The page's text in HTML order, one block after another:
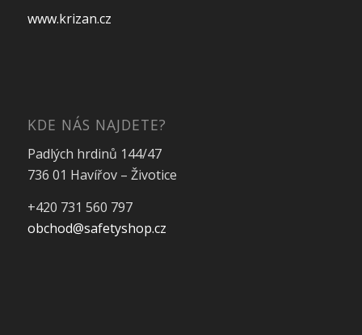
www.krizan.cz
KDE NÁS NAJDETE?
Padlých hrdinů 144/47
736 01 Havířov – Životice
+420 731 560 797
obchod@safetyshop.cz